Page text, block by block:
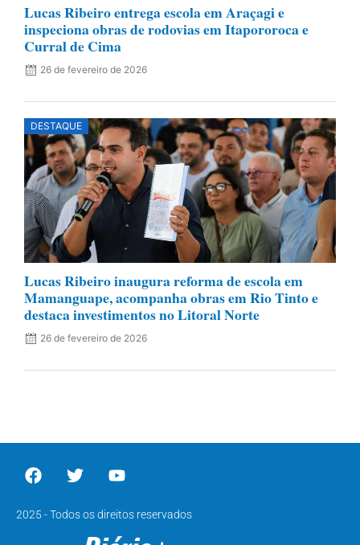
Lucas Ribeiro entrega escola em Araçagi e
inspeciona obras de rodovias em Itapororoca e
Curral de Cima
26 de fevereiro de 2026
DESTAQUE
Lucas Ribeiro inaugura reforma de escola em
Mamanguape, acompanha obras em Rio Tinto e
destaca investimentos no Litoral Norte
26 de fevereiro de 2026
2025 - Todos os direitos reservados